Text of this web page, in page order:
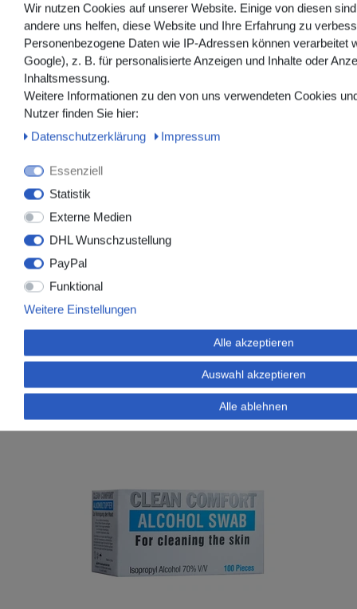
gefaltet, 17-fädig mit eingeschlagenen
Schnittkanten, gefertigt nach DIN EN
100 Stück
Wir nutzen Cookies auf unserer Website. Einige von diesen
andere uns helfen, diese Website und Ihre Erfahrung zu
Personenbezogene Daten wie IP-Adressen können verarbeitet
Google), z. B. für personalisierte Anzeigen und Inhalte oder
Inhaltsmessung.
Weitere Informationen zu den von uns verwendeten Cookies
Nutzer finden Sie hier:
Daten­schutz­erklärung
Impressum
Essenziell
Statistik
Externe Medien
DHL Wunschzustellung
PayPal
Funktional
Weitere Einstellungen
Alle akzeptieren
Auswahl akzeptieren
Alle ablehnen